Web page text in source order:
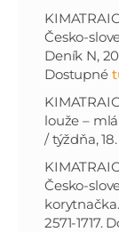
Česko-
Deník N,
Dostupné
louže –
/ týždňa,
Česko-
korytnačka.
2571-1717.